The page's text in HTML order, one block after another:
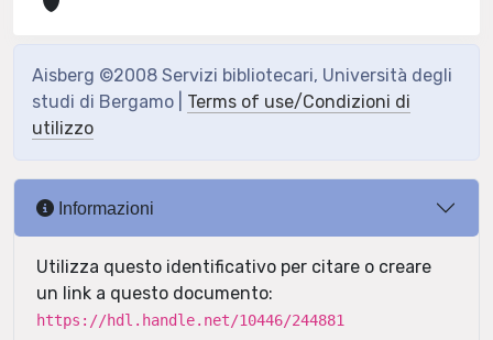
Aisberg ©2008 Servizi bibliotecari, Università degli
studi di Bergamo | Terms of use/Condizioni di
utilizzo
Informazioni
Utilizza questo identificativo per citare o creare
un link a questo documento:
https://hdl.handle.net/10446/244881